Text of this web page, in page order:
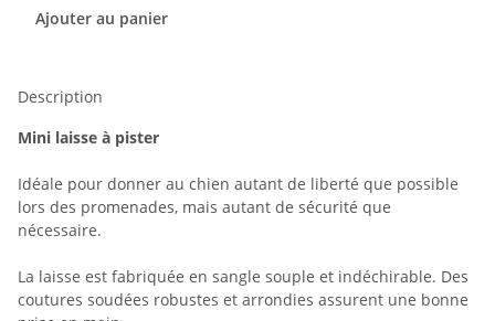
Ajouter au panier
Description
Mini laisse à pister
Idéale pour donner au chien autant de liberté que possible
lors des promenades, mais autant de sécurité que
nécessaire.
La laisse est fabriquée en sangle souple et indéchirable. Des
coutures soudées robustes et arrondies assurent une bonne